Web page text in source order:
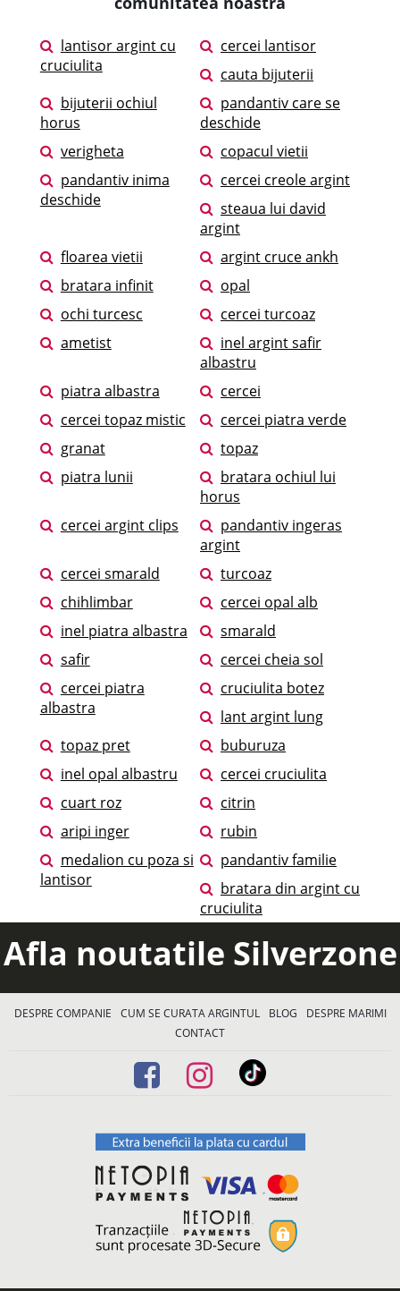
lantisor argint cu
cruciulita
cercei lantisor
cauta bijuterii
bijuterii ochiul
horus
pandantiv care se
deschide
verigheta
copacul vietii
pandantiv inima
deschide
cercei creole argint
steaua lui david
argint
floarea vietii
argint cruce ankh
bratara infinit
opal
ochi turcesc
cercei turcoaz
ametist
inel argint safir
albastru
piatra albastra
cercei
cercei topaz mistic
cercei piatra verde
granat
topaz
piatra lunii
bratara ochiul lui
horus
cercei argint clips
pandantiv ingeras
argint
cercei smarald
turcoaz
chihlimbar
cercei opal alb
inel piatra albastra
smarald
safir
cercei cheia sol
cercei piatra
albastra
cruciulita botez
lant argint lung
topaz pret
buburuza
inel opal albastru
cercei cruciulita
cuart roz
citrin
aripi inger
rubin
medalion cu poza si
lantisor
pandantiv familie
bratara din argint cu
cruciulita
Afla noutatile Silverzone
DESPRE COMPANIE CUM SE CURATA ARGINTUL BLOG
DESPRE MARIMI
CONTACT